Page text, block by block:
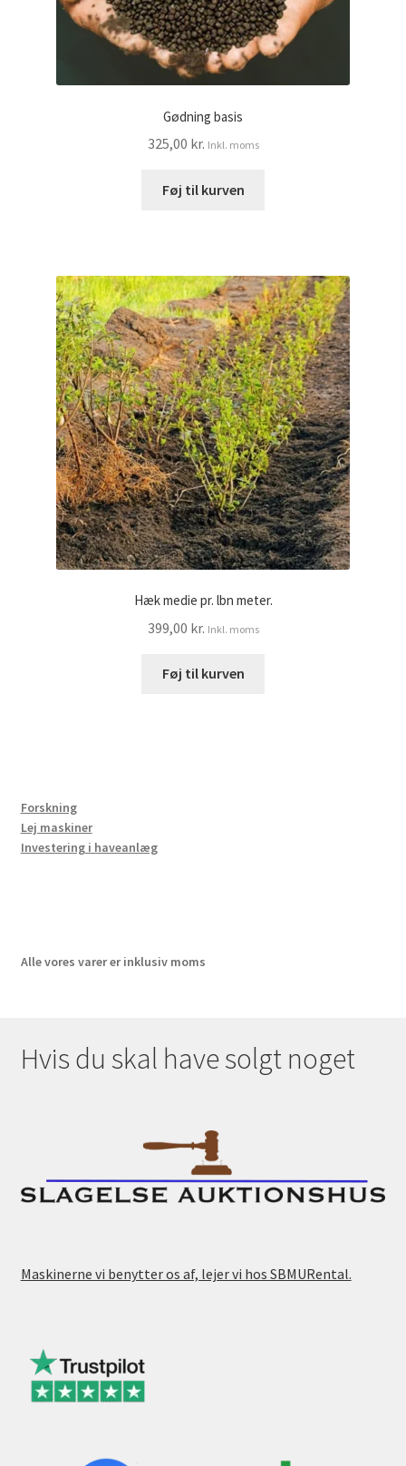
Gødning basis
325,00 kr. Inkl. moms
Føj til kurven
Hæk medie pr. lbn meter.
399,00 kr. Inkl. moms
Føj til kurven
Forskning
Lej maskiner
Investering i haveanlæg
Alle vores varer er inklusiv moms
Hvis du skal have solgt noget
Maskinerne vi benytter os af, lejer vi hos SBMURental.